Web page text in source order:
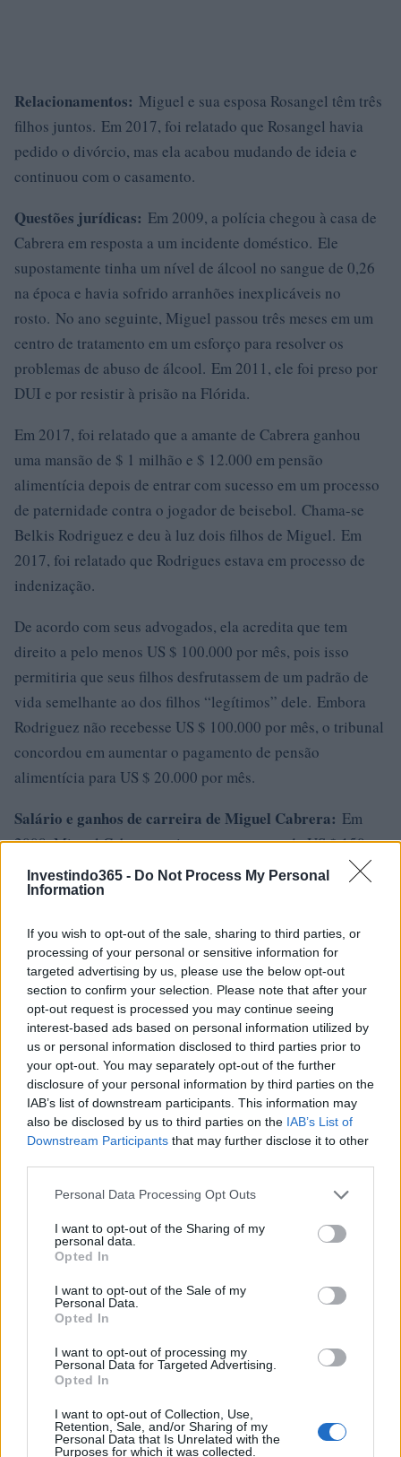
Investindo365 - Do Not Process My Personal
Information
If you wish to opt-out of the sale, sharing to third parties, or
processing of your personal or sensitive information for
targeted advertising by us, please use the below opt-out
section to confirm your selection. Please note that after your
opt-out request is processed you may continue seeing
interest-based ads based on personal information utilized by
us or personal information disclosed to third parties prior to
your opt-out. You may separately opt-out of the further
disclosure of your personal information by third parties on the
IAB’s list of downstream participants. This information may
also be disclosed by us to third parties on the IAB’s List of
Downstream Participants that may further disclose it to other
Please note that this website/app uses one or more Google
not limited to your visit or usage behaviour. You may click to
grant or deny consent to Google and its third-party tags to
use your data for below specified purposes in below Google
consent section.
Personal Data Processing Opt Outs
I want to opt-out of the Sharing of my
personal data.
Opted In
I want to opt-out of the Sale of my
Personal Data.
Opted In
I want to opt-out of processing my
Personal Data for Targeted Advertising.
Opted In
I want to opt-out of Collection, Use,
Retention, Sale, and/or Sharing of my
Personal Data that Is Unrelated with the
Purposes for which it was collected.
Relacionamentos: Miguel e sua esposa Rosangel têm três
filhos juntos. Em 2017, foi relatado que Rosangel havia
pedido o divórcio, mas ela acabou mudando de ideia e
continuou com o casamento.
Questões jurídicas: Em 2009, a polícia chegou à casa de
Cabrera em resposta a um incidente doméstico. Ele
supostamente tinha um nível de álcool no sangue de 0,26
na época e havia sofrido arranhões inexplicáveis ​​no
rosto. No ano seguinte, Miguel passou três meses em um
centro de tratamento em um esforço para resolver os
problemas de abuso de álcool. Em 2011, ele foi preso por
DUI e por resistir à prisão na Flórida.
Em 2017, foi relatado que a amante de Cabrera ganhou
uma mansão de $ 1 milhão e $ 12.000 em pensão
alimentícia depois de entrar com sucesso em um processo
de paternidade contra o jogador de beisebol. Chama-se
Belkis Rodriguez e deu à luz dois filhos de Miguel. Em
2017, foi relatado que Rodrigues estava em processo de
indenização.
De acordo com seus advogados, ela acredita que tem
direito a pelo menos US $ 100.000 por mês, pois isso
permitiria que seus filhos desfrutassem de um padrão de
vida semelhante ao dos filhos “legítimos” dele. Embora
Rodriguez não recebesse US $ 100.000 por mês, o tribunal
concordou em aumentar o pagamento de pensão
alimentícia para US $ 20.000 por mês.
Salário e ganhos de carreira de Miguel Cabrera: Em
2008, Miguel Cabrera assinou um contrato de US $ 150
milhões com duração de oito anos, um negócio que
equivalia a um salário médio anual de US $ 21
no valor de US $ 248 milhões nos oito anos
seguintes. Entre junho de 2017 e junho de 2018, Miguel
faturou R $ 30 milhões entre salário e verbas, o que o
tornou um dos atletas mais bem pagos do planeta.
No total, Miguel Cabrera ganhou mais de US $ 330
milhões somente em salários.
Imóveis:Em 2016, foi relatado que Cabrera listou sua
casa em Birmingham por US $ 2 milhões. Considerada
possui uma biblioteca, uma sala de cinema e um quintal
espaçoso. Em 2015, ele comprou uma propriedade de $
3,2 milhões em Grosse Pointe Farms. Esta casa mais
para o Lago St. Clair. Possui seis quartos, um solário e
piso de mármore. A residência fica em 2,5 hectares com
uma longa entrada de automóveis, entrada fechada, uma
garagem para oito carros, uma piscina e um putting green.
AUTOR